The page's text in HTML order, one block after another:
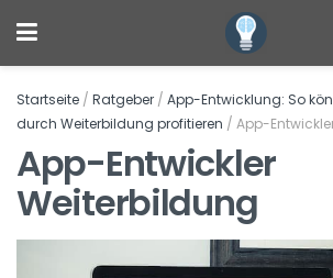
Startseite / Ratgeber / App-Entwicklung: So
durch Weiterbildung profitieren / App-
App-Entwickler
Weiterbildung